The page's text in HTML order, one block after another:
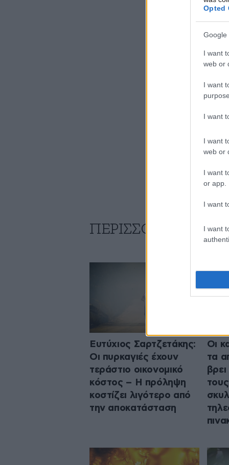
Opted
Google
I want
web or
I want
I want
I want
web or
I want
or app.
I want
I want
ΠΕΡΙΣΣΟΤΕΡΑ
Ευτύχιος Σαρτζετάκης:
Οι πυρκαγιές έχουν
τεράστιο οικονομικό
κόστος – Η πρόληψη
κοστίζει λιγότερο από
την αποκατάσταση
Οι
τα